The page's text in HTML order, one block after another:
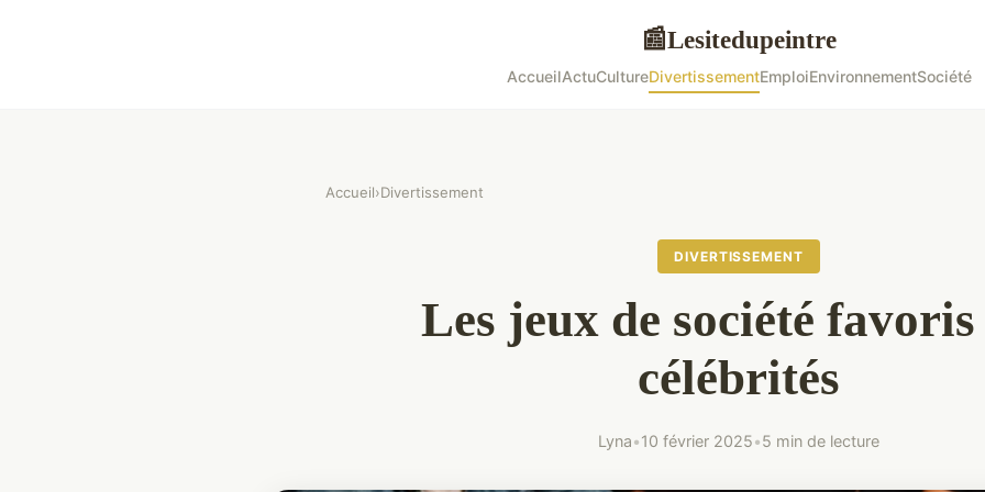
📰Lesitedupeintre
AccueilActuCultureDivertissementEmploiEnvironnementSociété
Accueil›Divertissement
DIVERTISSEMENT
Les jeux de société favoris
célébrités
Lyna•10 février 2025•5 min de lecture